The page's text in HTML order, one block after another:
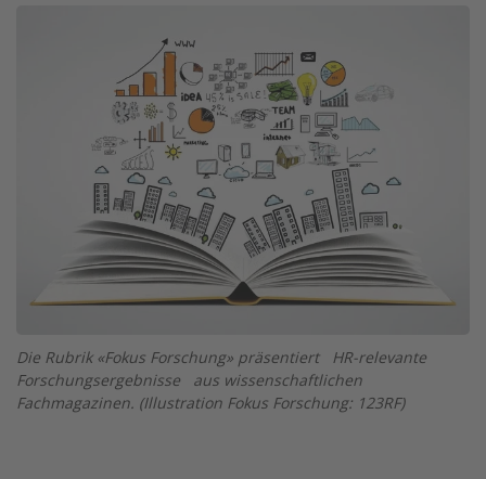
Die Rubrik «Fokus Forschung» präsentiert HR-relevante
Forschungsergebnisse aus wissenschaftlichen
Fachmagazinen. (Illustration Fokus Forschung: 123RF)